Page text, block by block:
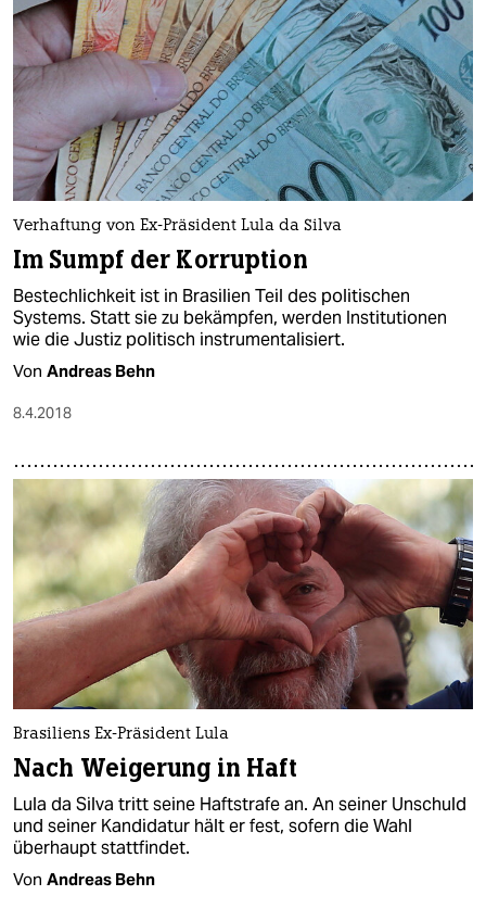
Verhaftung von Ex-Präsident Lula da Silva
Im Sumpf der Korruption
Bestechlichkeit ist in Brasilien Teil des politischen
Systems. Statt sie zu bekämpfen, werden Institutionen
wie die Justiz politisch instrumentalisiert.
Von Andreas Behn
8.4.2018
Brasiliens Ex-Präsident Lula
Nach Weigerung in Haft
Lula da Silva tritt seine Haftstrafe an. An seiner Unschuld
und seiner Kandidatur hält er fest, sofern die Wahl
überhaupt stattfindet.
Von Andreas Behn